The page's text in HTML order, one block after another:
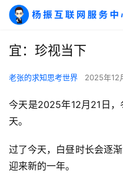
宜：珍视当下
老张的求知思考世界 2025年12
今天是2025年12月21日
天。
过了今天，白昼时长会逐
迎来新的一年。